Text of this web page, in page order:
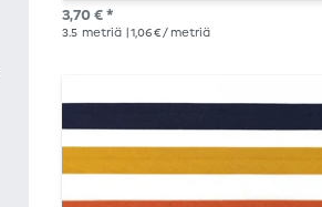
3,70 € *
3.5 metriä | 1,06 € / metriä